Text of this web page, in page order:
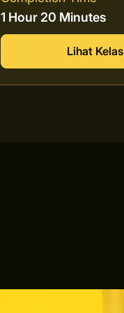
1 Hour 20 Minutes
Lihat Kelas